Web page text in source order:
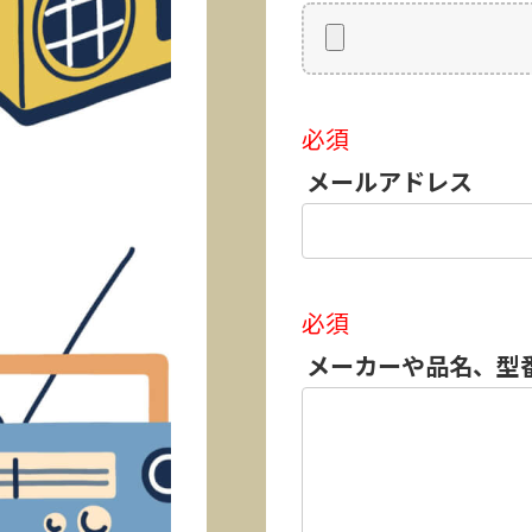
必須
メールアドレス
必須
メーカーや品名、型